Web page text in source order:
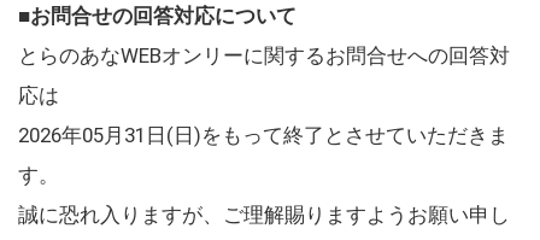
■お問合せの回答対応について
とらのあなWEBオンリーに関するお問合せへの回答対
応は
2026年05月31日(日)をもって終了とさせていただきま
す。
誠に恐れ入りますが、ご理解賜りますようお願い申し